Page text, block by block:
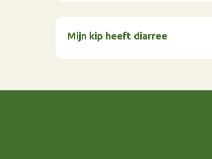
Mijn kip heeft diarree